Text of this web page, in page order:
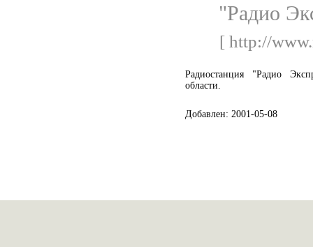
"Радио
[ http://
Радиостанция "Радио
области.
Добавлен: 2001-05-08